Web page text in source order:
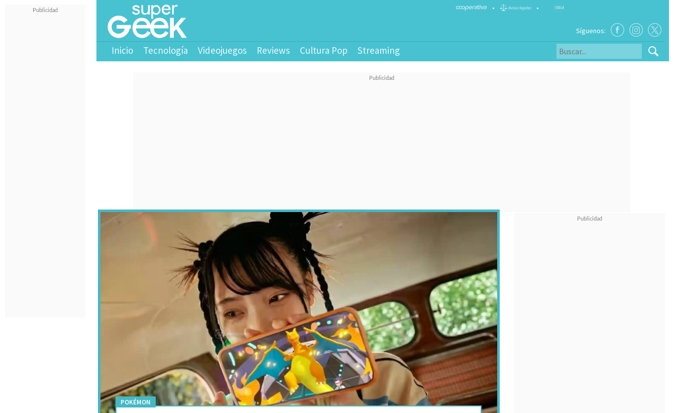
• •
Síguenos:
Inicio Tecnología Videojuegos Reviews Cultura Pop Streaming
POKÉMON